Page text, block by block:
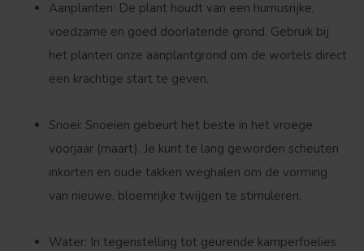
Aanplanten: De plant houdt van een humusrijke,
voedzame en goed doorlatende grond. Gebruik bij
het planten onze aanplantgrond om de wortels direct
een krachtige start te geven.
Snoei: Snoeien gebeurt het beste in het vroege
voorjaar (maart). Je kunt te lang geworden scheuten
inkorten en oude takken weghalen om de vorming
van nieuwe, bloemrijke twijgen te stimuleren.
Water: In tegenstelling tot geurende kamperfoelies